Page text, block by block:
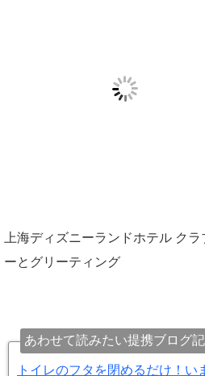
上海ディズニーランドホテル ク
ーとグリーティング
あわせて読みたい提携ブログ
トイレのフタを閉めるだけ！い